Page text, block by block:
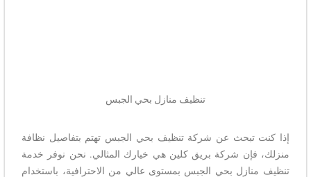
تنظيف منازل بحي الجبس
إذا كنت تبحث عن شركة تنظيف بحي الجبس تهتم بتفاصيل نظافة
منزلك، فإن شركة بريق كلين هي خيارك المثالي. نحن نوفر خدمة
تنظيف منازل بحي الجبس بمستوى عالي من الاحترافية، باستخدام